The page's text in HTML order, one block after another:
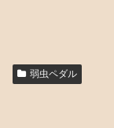
弱虫ペダル